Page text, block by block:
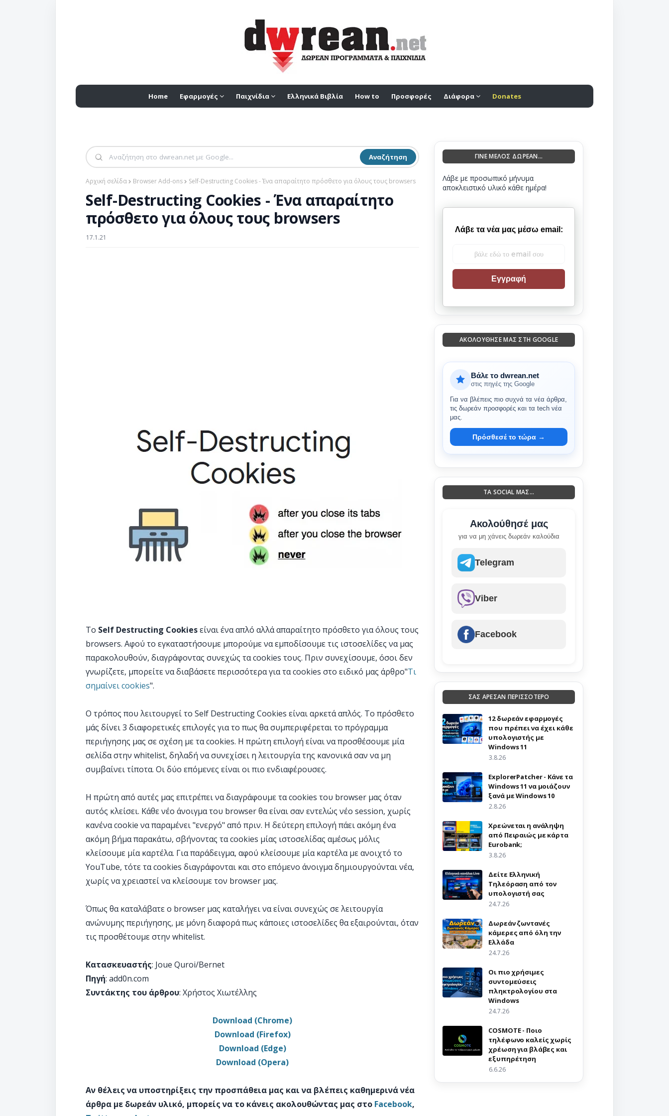
Home Εφαρμογές Παιχνίδια Ελληνικά Βιβλία How to Προσφορές Διάφορα Donates
Αναζήτηση
Αρχική σελίδα Browser Add-ons Self-Destructing Cookies - Ένα απαραίτητο πρόσθετο για όλους τους browsers
Self-Destructing Cookies - Ένα απαραίτητο
πρόσθετο για όλους τους browsers
17.1.21
Το Self Destructing Cookiesείναι ένα απλό αλλά απαραίτητο πρόσθετο για όλους τους
browsers. Αφού το εγκαταστήσουμε μπορούμε να εμποδίσουμε τις ιστοσελίδες να μας
παρακολουθούν, διαγράφοντας συνεχώς τα cookies τους. Πριν συνεχίσουμε, όσοι δεν
γνωρίζετε, μπορείτε να διαβάσετε περισσότερα για τα cookies στο ειδικό μας άρθρο"Τι
σημαίνει cookies".
Ο τρόπος που λειτουργεί το Self Destructing Cookies είναι αρκετά απλός. Το πρόσθετο
μάς δίνει 3 διαφορετικές επιλογές για το πως θα συμπεριφέρεται το πρόγραμμα
περιήγησης μας σε σχέση με τα cookies. Η πρώτη επιλογή είναι να προσθέσουμε μία
σελίδα στην whitelist, δηλαδή να συνεχίσει η λειτουργία της κανονικά σαν να μη
συμβαίνει τίποτα. Οι δύο επόμενες είναι οι πιο ενδιαφέρουσες.
Η πρώτη από αυτές μας επιτρέπει να διαγράφουμε τα cookies του browser μας όταν
αυτός κλείσει. Κάθε νέο άνοιγμα του browser θα είναι σαν εντελώς νέο session, χωρίς
κανένα cookie να παραμένει "ενεργό" από πριν. Η δεύτερη επιλογή πάει ακόμη ένα
ακόμη βήμα παρακάτω, σβήνοντας τα cookies μίας ιστοσελίδας αμέσως μόλις
κλείσουμε μία καρτέλα. Για παράδειγμα, αφού κλείσουμε μία καρτέλα με ανοιχτό το
YouTube, τότε τα cookies διαγράφονται και στο επόμενο άνοιγμα δημιουργούνται νέα,
χωρίς να χρειαστεί να κλείσουμε τον browser μας.
Όπως θα καταλάβατε ο browser μας καταλήγει να είναι συνεχώς σε λειτουργία
ανώνυμης περιήγησης, με μόνη διαφορά πως κάποιες ιστοσελίδες θα εξαιρούνται, όταν
τις προσθέτουμε στην whitelist.
Κατασκευαστής: Joue Quroi/Bernet
Πηγή: add0n.com
Συντάκτης του άρθρου: Χρήστος Χιωτέλλης
Download (Chrome)
Download (Firefox)
Download (Edge)
Download (Opera)
Αν θέλεις να υποστηρίξεις την προσπάθεια μας και να βλέπεις καθημερινά νέα
άρθρα με δωρεάν υλικό, μπορείς να το κάνεις ακολουθώντας μας στο Facebook,
ΓΙΝΕ ΜΕΛΟΣ ΔΩΡΕΑΝ...
Λάβε με προσωπικό μήνυμα
αποκλειστικό υλικό κάθε ημέρα!
Λάβε τα νέα μας μέσω email:
Εγγραφή
ΑΚΟΛΟΎΘΗΣΈ ΜΑΣ ΣΤΗ GOOGLE
Βάλε το dwrean.net
στις πηγές της Google
Για να βλέπεις πιο συχνά τα νέα άρθρα,
τις δωρεάν προσφορές και τα tech νέα
μας.
Πρόσθεσέ το τώρα →
ΤΑ SOCIAL ΜΑΣ...
Ακολούθησέ μας
για να μη χάνεις δωρεάν καλούδια
Telegram
Viber
Facebook
ΣΑΣ ΑΡΕΣΑΝ ΠΕΡΙΣΣΟΤΕΡΟ
12 δωρεάν εφαρμογές
που πρέπει να έχει κάθε
υπολογιστής με
Windows 11
3.8.26
ExplorerPatcher - Κάνε τα
Windows 11 να μοιάζουν
ξανά με Windows 10
2.8.26
Χρεώνεται η ανάληψη
από Πειραιώς με κάρτα
Eurobank;
3.8.26
Δείτε Ελληνική
Τηλεόραση από τον
υπολογιστή σας
24.7.26
Δωρεάν ζωντανές
κάμερες από όλη την
Ελλάδα
24.7.26
Οι πιο χρήσιμες
συντομεύσεις
πληκτρολογίου στα
Windows
24.7.26
COSMOTE - Ποιο
τηλέφωνο καλείς χωρίς
χρέωση για βλάβες και
εξυπηρέτηση
6.6.26